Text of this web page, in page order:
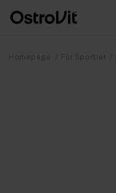
Homepage Für Sportler